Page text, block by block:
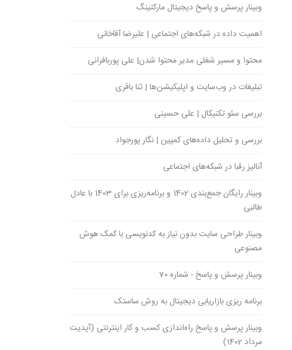
وبینار پرسش و پاسخ دیجیتال مارکتینگ
اهمیت داده در شبکه‌های اجتماعی | علیرضا آقاخانی
محتوا و مسیر شغلی مدیر محتوا شدن| علی پوربافرانی
تبلیغات در وب‌سایت و اپلیکیشن‌ها | ثنا باقری
بررسی سئو تکنیکال | علی حسینی
بررسی و تحلیل داده‌های کمپین | نگار پورجواد
آنالیز رقبا در شبکه‌های اجتماعی
وبینار رایگان جمع‌بندی 1402 و برنامه‌ریزی برای 1403 با عادل
طالبی
وبینار ‌طراحی سایت بدون نیاز به کدنویسی با کمک هوش
مصنوعی
وبینار پرسش و پاسخ - شماره 70
برنامه ریزی بازاریابی دیجیتال به روش ساستک
وبینار پرسش و پاسخ راه‌اندازی کسب و کار اینترنتی (آپدیت
مرداد 1402)